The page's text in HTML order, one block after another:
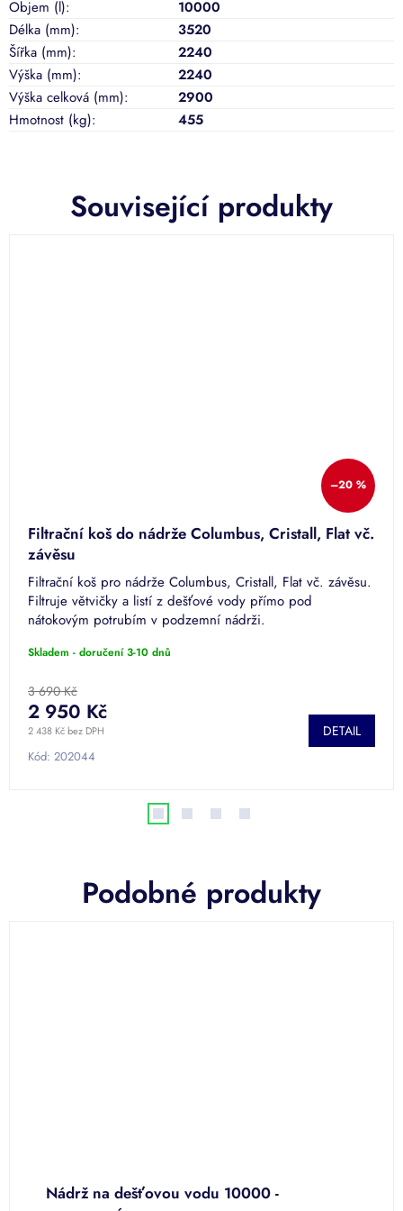
Související produkty
–20 %
Filtrační koš do nádrže Columbus, Cristall, Flat vč.
závěsu
Filtrační koš pro nádrže Columbus, Cristall, Flat vč. závěsu.
Filtruje větvičky a listí z dešťové vody přímo pod
nátokovým potrubím v podzemní nádrži.
Skladem - doručení 3-10 dnů
3 690 Kč
2 438 Kč bez DPH
2 950 Kč
DETAIL
Kód: 202044
Objem (l):
10000
Délka (mm):
3520
Šířka (mm):
2240
Výška (mm):
2240
Výška celková (mm):
2900
Hmotnost (kg): 455
Podobné produkty
Nádrž na dešťovou vodu 10000 -